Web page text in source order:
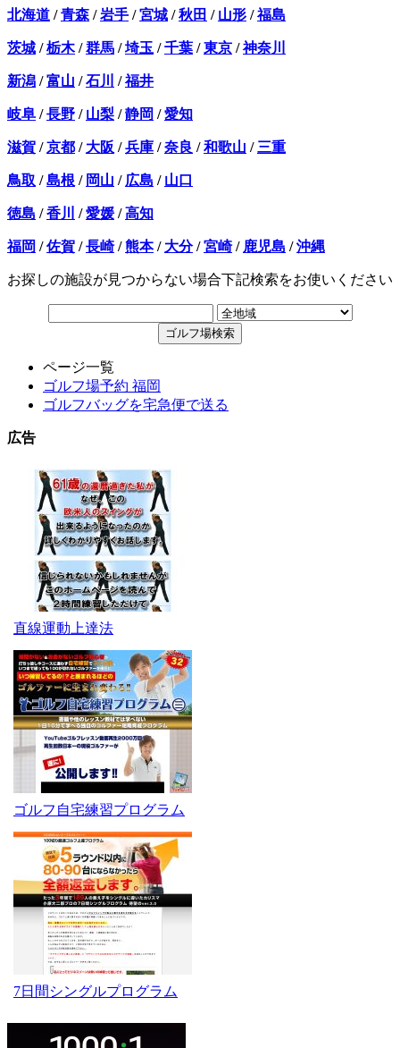
北海道 /青森 /岩手 /宮城 /秋田 / 山形 /福島
茨城 /栃木/群馬 /埼玉 /千葉 /東京 /神奈川
新潟 /富山 /石川 /福井
岐阜 /長野 / 山梨 /静岡 /愛知
滋賀 /京都 / 大阪 /兵庫 /奈良 /和歌山 / 三重
鳥取 /島根 / 岡山 / 広島 / 山口
徳島 /香川 /愛媛 /高知
福岡 /佐賀 /長崎/熊本/ 大分/宮崎/ 鹿児島 /沖縄
お探しの施設が見つからない場合下記検索をお使いください
ページ一覧
ゴルフ場予約 福岡
ゴルフバッグを宅急便で送る
広告
直線運動上達法
ゴルフ自宅練習プログラム
7日間シングルプログラム